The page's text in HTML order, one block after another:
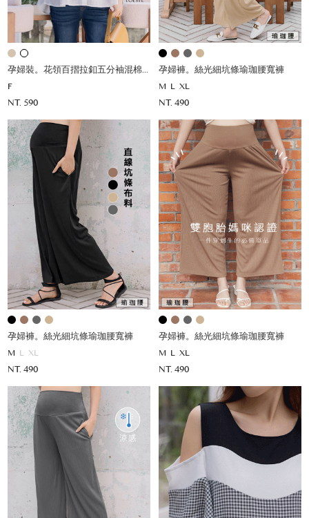
孕婦裝。花領百摺拉釦五分袖混棉薄杉
F
NT. 590
孕婦褲。絲光細坑條瑜珈腰寬褲
M L XL
NT. 490
孕婦褲。絲光細坑條瑜珈腰寬褲
M L XL
NT. 490
孕婦褲。絲光細坑條瑜珈腰寬褲
M L XL
NT. 490